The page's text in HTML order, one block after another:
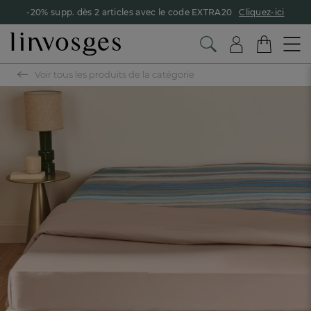
-20% supp. dès 2 articles avec le code EXTRA20 Cliquez-ici
Voir tous les produits de la catégorie